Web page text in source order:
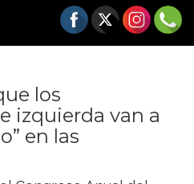
los
izquierda van a
en las